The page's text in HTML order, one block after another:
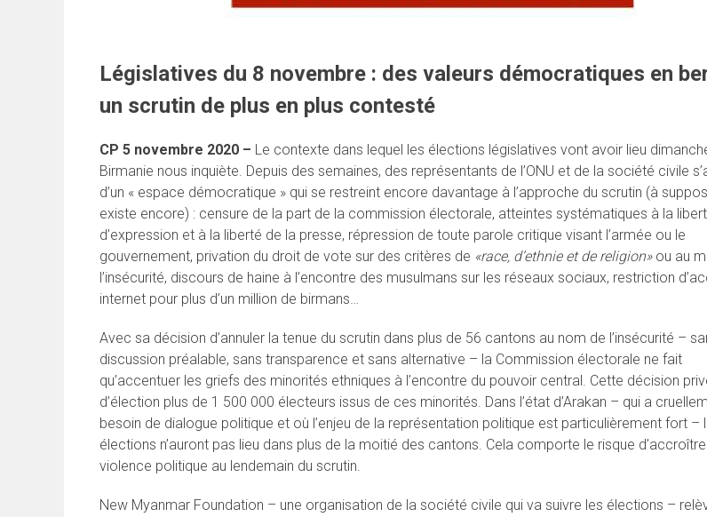
Législatives du 8 novembre : des valeurs démocratiques en
un scrutin de plus en plus contesté
CP 5 novembre 2020 – Le contexte dans lequel les élections législatives vont avoir lieu
Birmanie nous inquiète. Depuis des semaines, des représentants de l’ONU et de la société civile
d’un « espace démocratique » qui se restreint encore davantage à l’approche du scrutin (à
existe encore) : censure de la part de la commission électorale, atteintes systématiques à la
d’expression et à la liberté de la presse, répression de toute parole critique visant l’armée ou le
gouvernement, privation du droit de vote sur des critères de «race, d’ethnie et de religion»ou au
l’insécurité, discours de haine à l’encontre des musulmans sur les réseaux sociaux, restriction
internet pour plus d’un million de birmans…
Avec sa décision d’annuler la tenue du scrutin dans plus de 56 cantons au nom de l’insécurité –
discussion préalable, sans transparence et sans alternative – la Commission électorale ne fait
qu’accentuer les griefs des minorités ethniques à l’encontre du pouvoir central. Cette décision
d’élection plus de 1 500 000 électeurs issus de ces minorités. Dans l’état d’Arakan – qui a
besoin de dialogue politique et où l’enjeu de la représentation politique est particulièrement fort –
élections n’auront pas lieu dans plus de la moitié des cantons. Cela comporte le risque
violence politique au lendemain du scrutin.
New Myanmar Foundation – une organisation de la société civile qui va suivre les élections –